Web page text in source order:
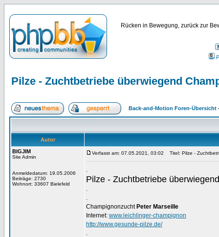
Rücken in Bewegung, zurück zur
Pilze - Zuchtbetriebe überwiegend
Back-and-Motion Foren-Übersicht
Autor
BIGJIM
Site Admin
Anmeldedatum: 19.05.2006
Beiträge: 2730
Wohnort: 33607 Bielefeld
Verfasst am: 07.05.2021, 03:02 Titel: Pilze -
.
Pilze - Zuchtbetriebe
.
.
Champignonzucht Peter Marseille
Internet: www.leichlinger-champignon
http://www.gesunde-pilze.de/
.